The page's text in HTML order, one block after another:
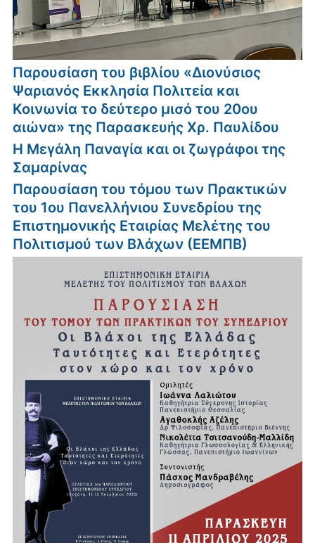
Παρουσίαση του βιβλίου «Διονύσιος
Ψαριανός Εκκλησία Πολιτεία και
Κοινωνία το δεύτερο μισό του 20ου
αιώνα» της Παρασκευής Χρ. Παυλίδου
Η Μεγάλη Παναγία και οι ζωγράφοι της
Σαμαρίνας
Παρουσίαση του τόμου των Πρακτικών
του 1ου Πανελλήνιου Συνεδρίου της
Επιστημονικής Εταιρίας Μελέτης του
Πολιτισμού των Βλάχων (ΕΕΜΠΒ)